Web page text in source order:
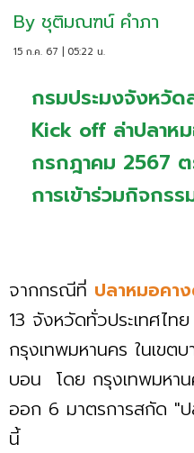
By ชุติมณฑน์ คำภา
15 ก.ค. 67 | 05:22 น.
กรมประมงจังหวั
Kick off ล่าปลาห
กรกฎาคม 2567 ต
การเข้าร่วมกิจกรร
จากกรณีที่ ปลาหมอคา
13 จังหวัดทั่วประเทศไท
กรุงเทพมหานคร ในเขต
บอน โดย กรุงเทพมหาน
ออก 6 มาตรการสกัด "
นี้